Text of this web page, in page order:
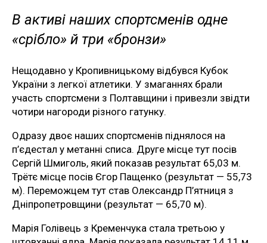
В активі наших спортсменів одне
«срібло» й три «бронзи»
Нещодавно у Кропивницькому відбувся Кубок
України з легкої атлетики. У змаганнях брали
участь спортсмени з Полтавщини і привезли звідти
чотири нагороди різного гатунку.
Одразу двоє наших спортсменів піднялося на
п’єдестал у метанні списа. Друге місце тут посів
Сергій Шмиголь, який показав результат 65,03 м.
Трётє місце посів Єгор Пащенко (результат — 55,73
м). Переможцем тут став Олександр П’ятниця з
Дніпропетровщини (результат — 65,70 м).
Марія Голівець з Кременчука стала третьою у